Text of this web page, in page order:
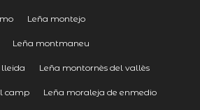
Leña montejo
Leña montmaneu
lleida Leña montornès del vallès
camp Leña moraleja de enmedio